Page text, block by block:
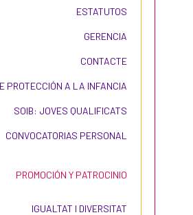
ESTATUTOS
GERENCIA
CONTACTE
PROTECCIÓN A LA INFANCIA
SOIB: JOVES QUALIFICATS
CONVOCATORIAS PERSONAL
PROMOCIÓN Y PATROCINIO
IGUALTAT I DIVERSITAT